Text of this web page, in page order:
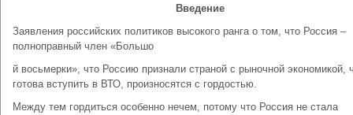
Введение
Заявления российских политиков высокого ранга о том, что Россия –
полноправный член «Большо
й восьмерки», что Россию признали страной с рыночной экономикой,
готова вступить в ВТО, произносятся с гордостью.
Между тем гордиться особенно нечем, потому что Россия не стала